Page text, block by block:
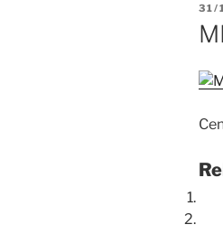
IL
31/